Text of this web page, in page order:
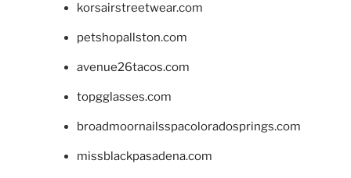
korsairstreetwear.com
petshopallston.com
avenue26tacos.com
topgglasses.com
broadmoornailsspacoloradosprings.com
missblackpasadena.com